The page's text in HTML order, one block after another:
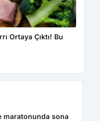
Ortaya Çıktı! Bu
maratonunda sona